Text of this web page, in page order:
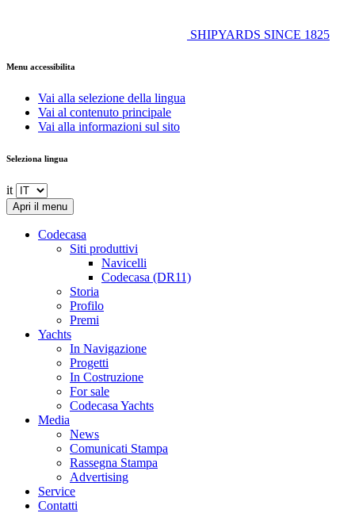
SHIPYARDS SINCE 1825
Menu accessibilita
Vai alla selezione della lingua
Vai al contenuto principale
Vai alla informazioni sul sito
Seleziona lingua
it
Apri il menu
Codecasa
Siti produttivi
Navicelli
Codecasa (DR11)
Storia
Profilo
Premi
Yachts
In Navigazione
Progetti
In Costruzione
For sale
Codecasa Yachts
Media
News
Comunicati Stampa
Rassegna Stampa
Advertising
Service
Contatti